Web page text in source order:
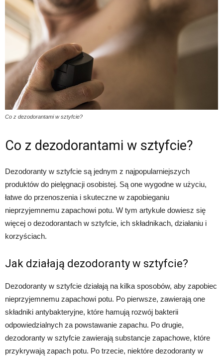
Co z dezodorantami w sztyfcie?
Co z dezodorantami w sztyfcie?
Dezodoranty w sztyfcie są jednym z najpopularniejszych
produktów do pielęgnacji osobistej. Są one wygodne w użyciu,
łatwe do przenoszenia i skuteczne w zapobieganiu
nieprzyjemnemu zapachowi potu. W tym artykule dowiesz się
więcej o dezodorantach w sztyfcie, ich składnikach, działaniu i
korzyściach.
Jak działają dezodoranty w sztyfcie?
Dezodoranty w sztyfcie działają na kilka sposobów, aby zapobiec
nieprzyjemnemu zapachowi potu. Po pierwsze, zawierają one
składniki antybakteryjne, które hamują rozwój bakterii
odpowiedzialnych za powstawanie zapachu. Po drugie,
dezodoranty w sztyfcie zawierają substancje zapachowe, które
przykrywają zapach potu. Po trzecie, niektóre dezodoranty w